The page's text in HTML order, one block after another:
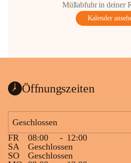
Müllabfuhr in deiner
Kalender
Öffnungszeiten
Geschlossen
FR
08:00 - 12:00
SA
Geschlossen
SO
Geschlossen